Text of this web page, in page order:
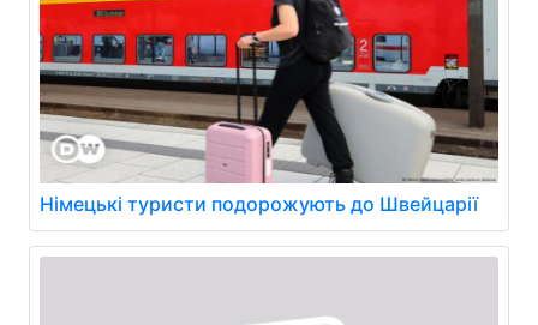
Німецькі туристи подорожують до Швейцарії